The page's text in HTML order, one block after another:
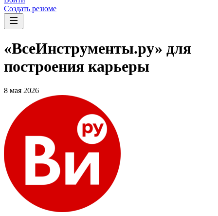
Создать резюме
«ВсеИнструменты.ру» для
построения карьеры
8 мая 2026